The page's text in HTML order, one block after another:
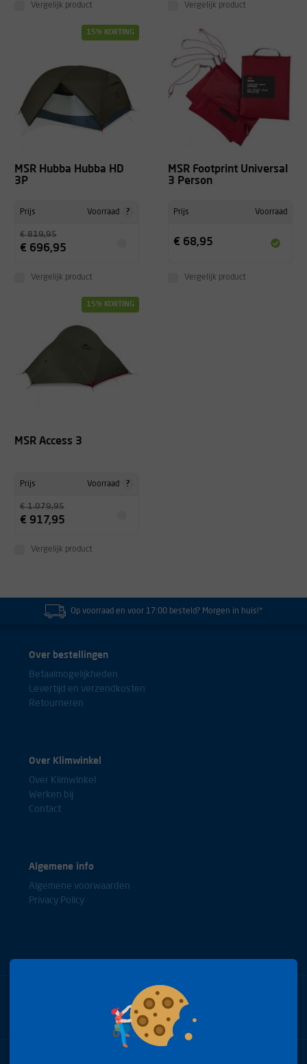
Vergelijk product Vergelijk product
15% KORTING
MSR Hubba Hubba HD
3P
Prijs Voorraad ?
€ 819,95
€ 696,95
Vergelijk product
MSR Footprint Universal
3 Person
Prijs Voorraad
€ 68,95
Vergelijk product
15% KORTING
MSR Access 3
Prijs Voorraad ?
€ 1.079,95
€ 917,95
Vergelijk product
Op voorraad en voor 17:00 besteld? Morgen in huis!*
Over bestellingen
Betaalmogelijkheden
Levertijd en verzendkosten
Retourneren
Over Klimwinkel
Over Klimwinkel
Werken bij
Contact
Algemene info
Algemene voorwaarden
Privacy Policy
Bel met onze experts
+31(0)85 0653688